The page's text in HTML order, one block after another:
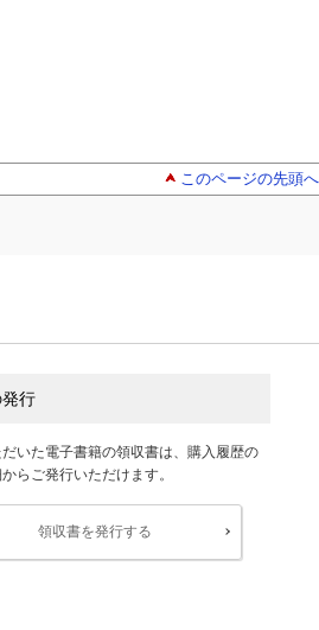
このページの先頭へ
行
だいた電子書籍の領収書は、購入履歴の
らご発行いただけます。
領収書を発行する